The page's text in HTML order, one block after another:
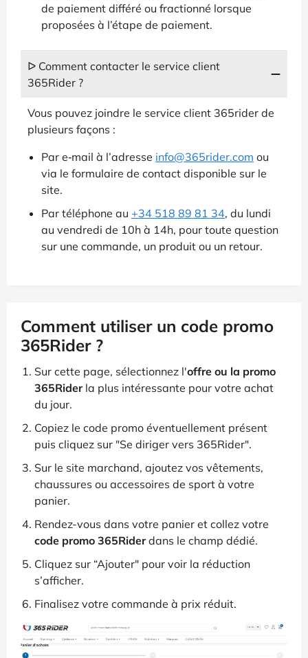
de paiement différé ou fractionné lorsque
proposées à l’étape de paiement.
ᐅ Comment contacter le service client
365Rider ?
Vous pouvez joindre le service client 365rider de
plusieurs façons :
Par e‑mail à l’adresse info@365rider.com ou
via le formulaire de contact disponible sur le
site.
Par téléphone au +34 518 89 81 34, du lundi
au vendredi de 10h à 14h, pour toute question
sur une commande, un produit ou un retour.
Comment utiliser un code promo
365Rider ?
Sur cette page, sélectionnez l'offre ou la promo
365Riderla plus intéressante pour votre achat
du jour.
Copiez le code promo éventuellement présent
puis cliquez sur "Se diriger vers 365Rider".
Sur le site marchand, ajoutez vos vêtements,
chaussures ou accessoires de sport à votre
panier.
Rendez-vous dans votre panier et collez votre
code promo 365Riderdans le champ dédié.
Cliquez sur “Ajouter" pour voir la réduction
s’afficher.
Finalisez votre commande à prix réduit.